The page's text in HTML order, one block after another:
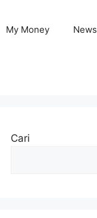
My Money News
Cari